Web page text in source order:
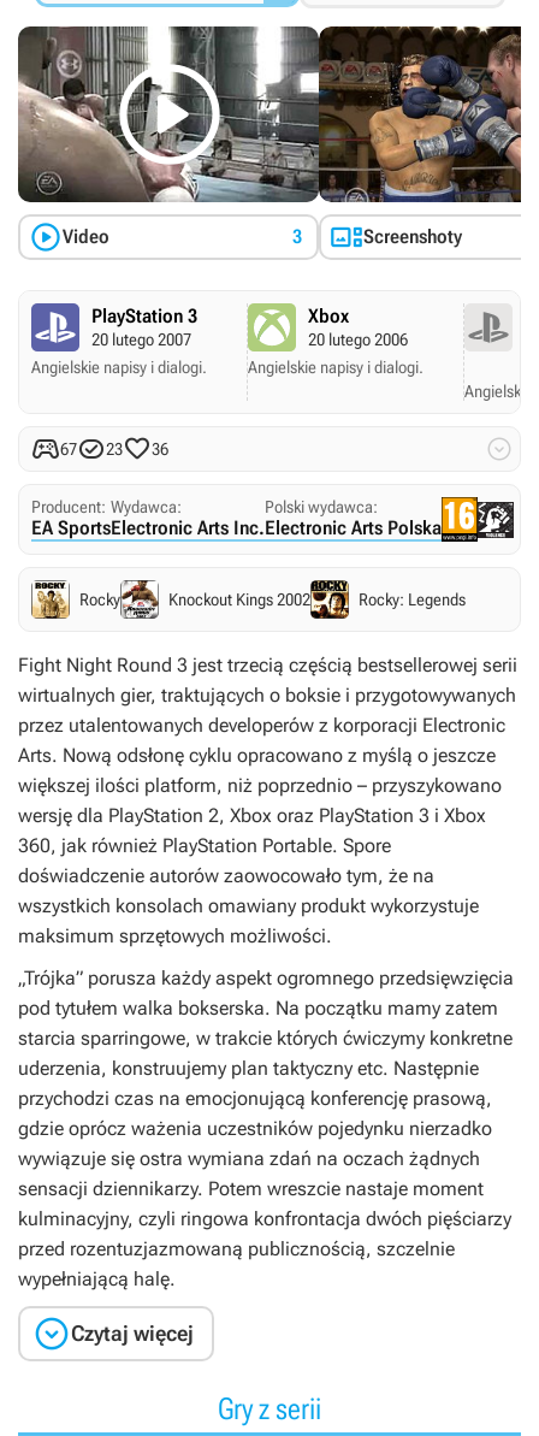

Video 3 Screenshoty
PlayStation 3
20 lutego 2007
Angielskie napisy i dialogi.
Xbox
20 lutego 2006
Angielskie napisy i dialogi.
Angielskie
672336 
Producent:
EA Sports
Wydawca:
Electronic Arts Inc.
Polski wydawca:
Electronic Arts Polska
Rocky Knockout Kings 2002 Rocky: Legends
Fight Night Round 3 jest trzecią częścią bestsellerowej serii
wirtualnych gier, traktujących o boksie i przygotowywanych
przez utalentowanych developerów z korporacji Electronic
Arts. Nową odsłonę cyklu opracowano z myślą o jeszcze
większej ilości platform, niż poprzednio – przyszykowano
wersję dla PlayStation 2, Xbox oraz PlayStation 3 i Xbox
360, jak również PlayStation Portable. Spore
doświadczenie autorów zaowocowało tym, że na
wszystkich konsolach omawiany produkt wykorzystuje
maksimum sprzętowych możliwości.
„Trójka” porusza każdy aspekt ogromnego przedsięwzięcia
pod tytułem walka bokserska. Na początku mamy zatem
starcia sparringowe, w trakcie których ćwiczymy konkretne
uderzenia, konstruujemy plan taktyczny etc. Następnie
przychodzi czas na emocjonującą konferencję prasową,
gdzie oprócz ważenia uczestników pojedynku nierzadko
wywiązuje się ostra wymiana zdań na oczach żądnych
sensacji dziennikarzy. Potem wreszcie nastaje moment
kulminacyjny, czyli ringowa konfrontacja dwóch pięściarzy
przed rozentuzjazmowaną publicznością, szczelnie
wypełniającą halę.
Czytaj więcej
Gry z serii